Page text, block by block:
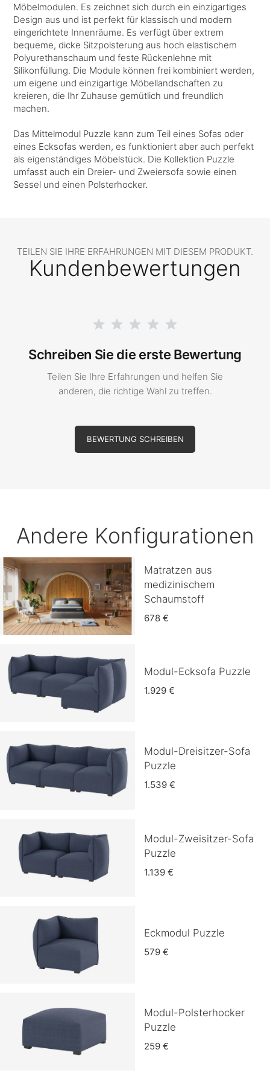
Möbelmodulen. Es zeichnet sich durch ein einzigartiges
Design aus und ist perfekt für klassisch und modern
eingerichtete Innenräume. Es verfügt über extrem
bequeme, dicke Sitzpolsterung aus hoch elastischem
Polyurethanschaum und feste Rückenlehne mit
Silikonfüllung. Die Module können frei kombiniert werden,
um eigene und einzigartige Möbellandschaften zu
kreieren, die Ihr Zuhause gemütlich und freundlich
machen.
Das Mittelmodul Puzzle kann zum Teil eines Sofas oder
eines Ecksofas werden, es funktioniert aber auch perfekt
als eigenständiges Möbelstück. Die Kollektion Puzzle
umfasst auch ein Dreier- und Zweiersofa sowie einen
Sessel und einen Polsterhocker.
TEILEN SIE IHRE ERFAHRUNGEN MIT DIESEM PRODUKT.
Kundenbewertungen
Schreiben Sie die erste Bewertung
Teilen Sie Ihre Erfahrungen und helfen Sie
anderen, die richtige Wahl zu treffen.
BEWERTUNG SCHREIBEN
Andere Konfigurationen
Matratzen aus
medizinischem
Schaumstoff
678 €
Modul-Ecksofa Puzzle
1.929 €
Modul-Dreisitzer-Sofa
Puzzle
1.539 €
Modul-Zweisitzer-Sofa
Puzzle
1.139 €
Eckmodul Puzzle
579 €
Modul-Polsterhocker
Puzzle
259 €